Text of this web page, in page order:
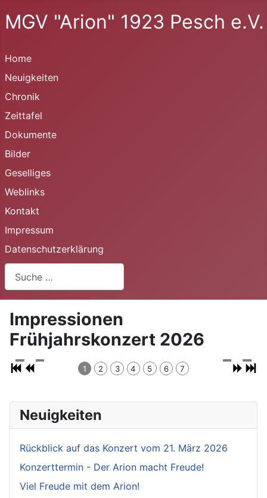
MGV "Arion" 1923 Pesch e.V.
Home
Neuigkeiten
Chronik
Zeittafel
Dokumente
Bilder
Geselliges
Weblinks
Kontakt
Impressum
Datenschutzerklärung
Impressionen
Frühjahrskonzert 2026
1 2 3 4 5 6 7
Neuigkeiten
Rückblick auf das Konzert vom 21. März 2026
Konzerttermin - Der Arion macht Freude!
Viel Freude mit dem Arion!